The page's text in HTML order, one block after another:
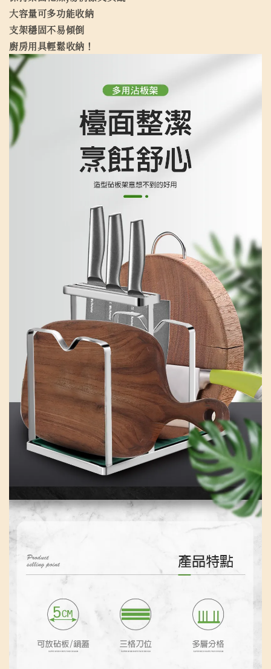
大容量可多功能收納
支架穩固不易傾倒
廚房用具輕鬆收納！